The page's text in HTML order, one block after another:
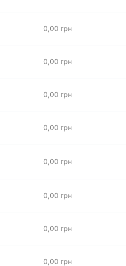
0,00 грн
0,00 грн
0,00 грн
0,00 грн
0,00 грн
0,00 грн
0,00 грн
0,00 грн